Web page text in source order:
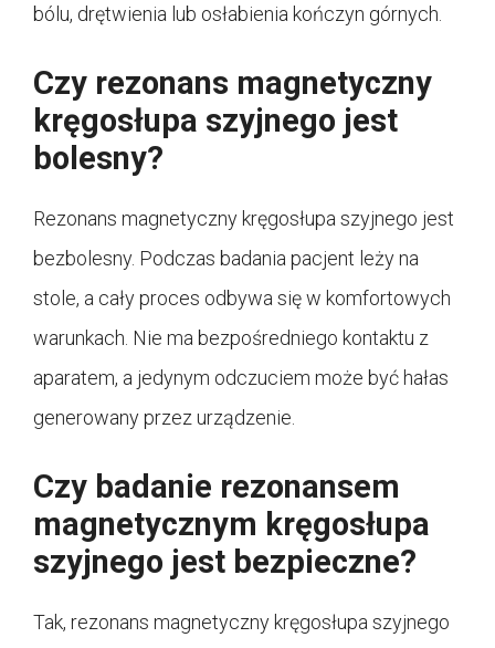
bólu, drętwienia lub osłabienia kończyn górnych.
Czy rezonans magnetyczny
kręgosłupa szyjnego jest
bolesny?
Rezonans magnetyczny kręgosłupa szyjnego jest
bezbolesny. Podczas badania pacjent leży na
stole, a cały proces odbywa się w komfortowych
warunkach. Nie ma bezpośredniego kontaktu z
aparatem, a jedynym odczuciem może być hałas
generowany przez urządzenie.
Czy badanie rezonansem
magnetycznym kręgosłupa
szyjnego jest bezpieczne?
Tak, rezonans magnetyczny kręgosłupa szyjnego